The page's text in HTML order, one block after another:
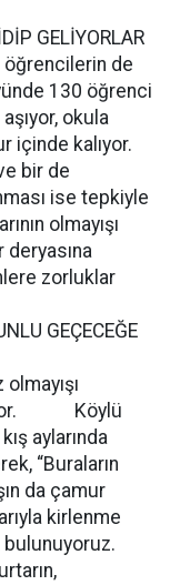
GELİYORLAR
de
130 öğrenci
okula
içinde kalıyor.
bir de
ise tepkiyle
olmayışı
zorluklar
GEÇECEĞE
Köylü
aylarında
“Buraların
da çamur
kirlenme